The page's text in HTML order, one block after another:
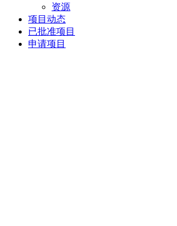
资源
项目动态
已批准项目
申请项目